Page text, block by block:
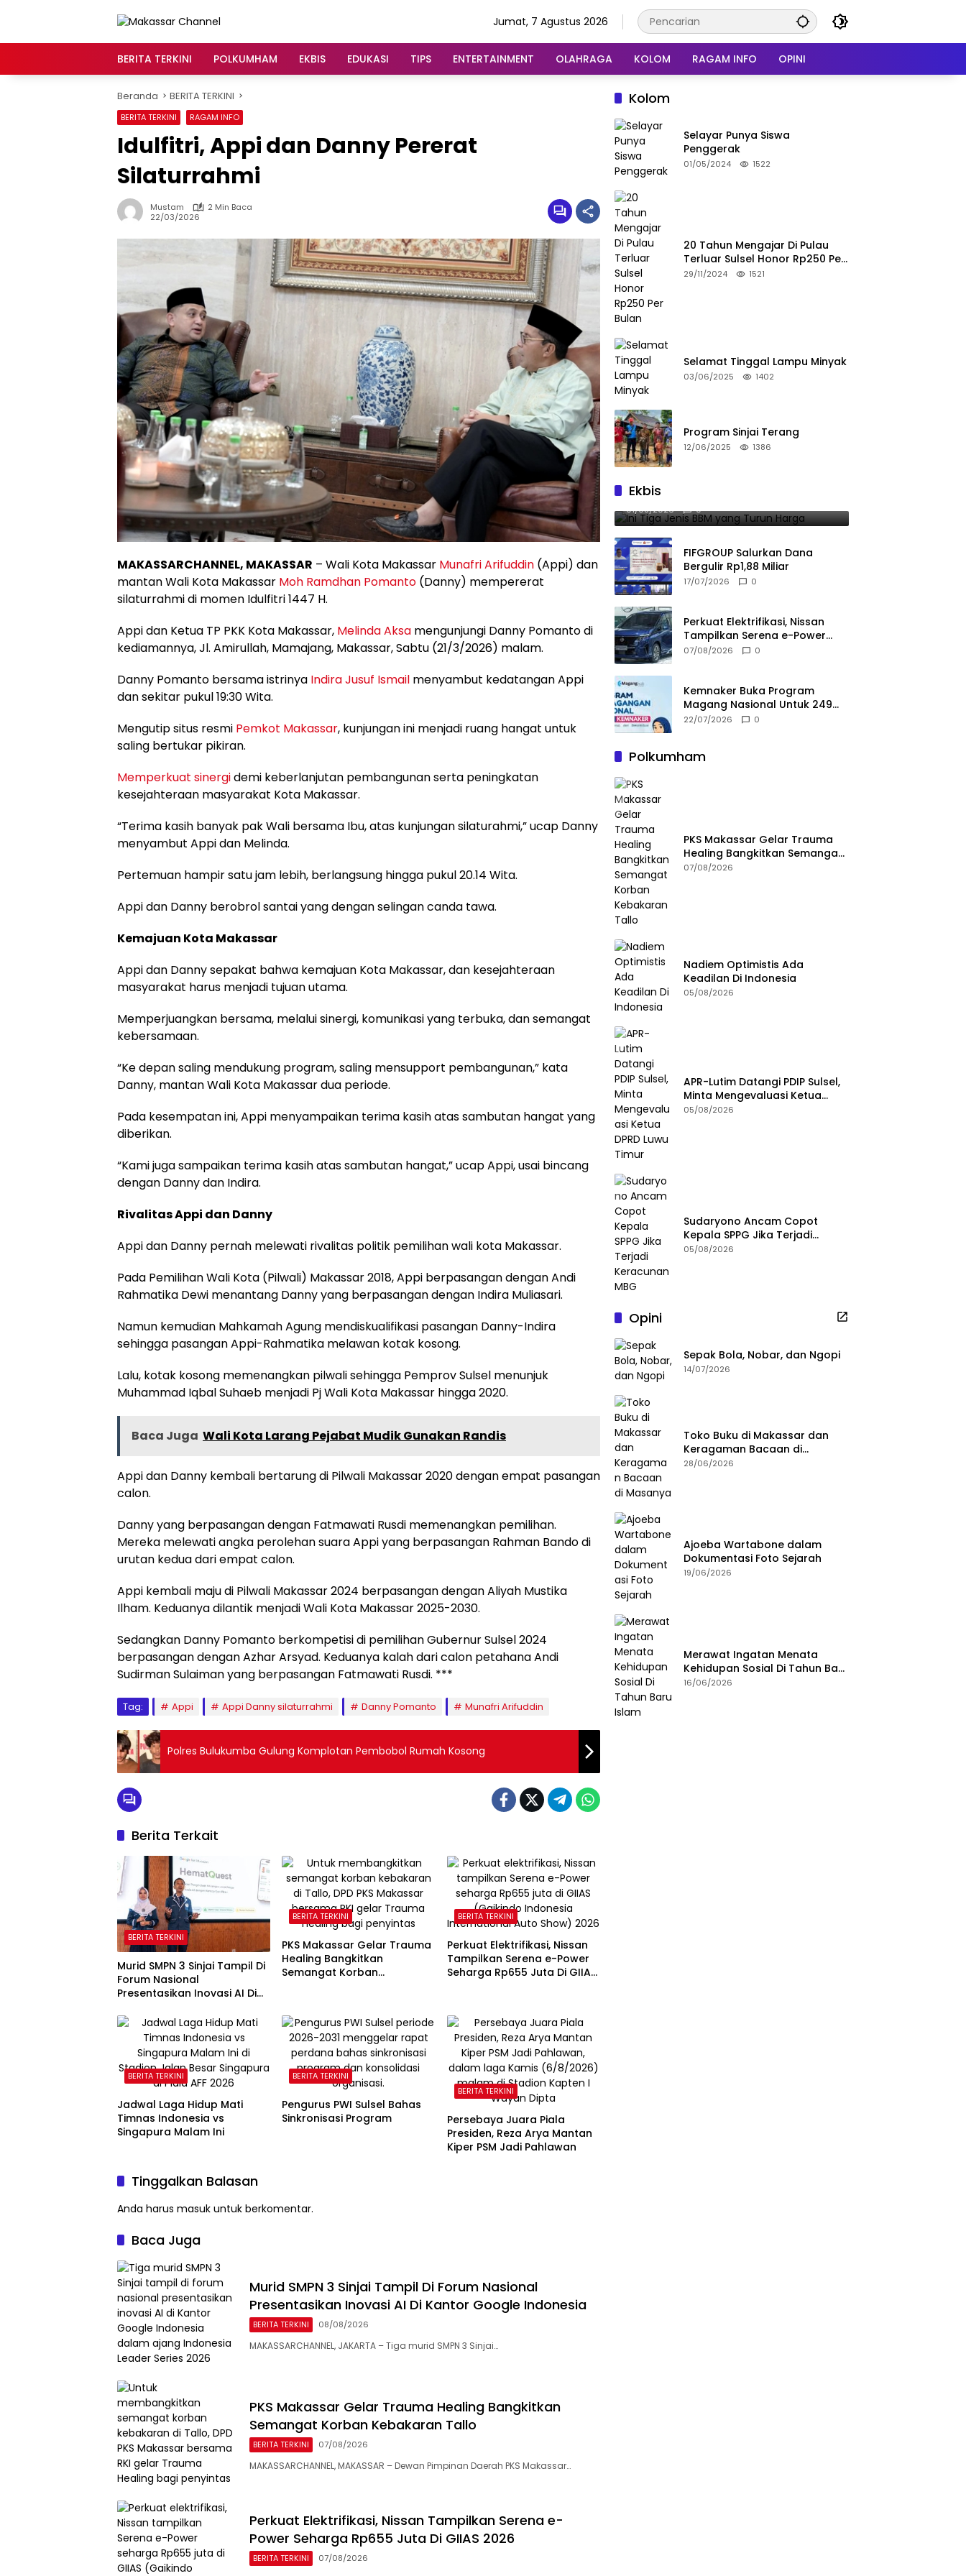
Jumat, 7 Agustus 2026
BERITA TERKINI POLKUMHAM EKBIS EDUKASI TIPS ENTERTAINMENT OLAHRAGA KOLOM RAGAM INFO OPINI
Beranda BERITA TERKINI
BERITA TERKINI RAGAM INFO
Idulfitri, Appi dan Danny Pererat
Silaturrahmi
Mustam
2 Min Baca
22/03/2026
MAKASSARCHANNEL, MAKASSAR – Wali Kota Makassar Munafri Arifuddin (Appi) dan
mantan Wali Kota Makassar Moh Ramdhan Pomanto (Danny) mempererat
silaturrahmi di momen Idulfitri 1447 H.
Appi dan Ketua TP PKK Kota Makassar, Melinda Aksa mengunjungi Danny Pomanto di
kediamannya, Jl. Amirullah, Mamajang, Makassar, Sabtu (21/3/2026) malam.
Danny Pomanto bersama istrinya Indira Jusuf Ismail menyambut kedatangan Appi
dan sekitar pukul 19:30 Wita.
Mengutip situs resmi Pemkot Makassar, kunjungan ini menjadi ruang hangat untuk
saling bertukar pikiran.
Memperkuat sinergidemi keberlanjutan pembangunan serta peningkatan
kesejahteraan masyarakat Kota Makassar.
“Terima kasih banyak pak Wali bersama Ibu, atas kunjungan silaturahmi,” ucap Danny
menyambut Appi dan Melinda.
Pertemuan hampir satu jam lebih, berlangsung hingga pukul 20.14 Wita.
Appi dan Danny berobrol santai yang dengan selingan canda tawa.
Kemajuan Kota Makassar
Appi dan Danny sepakat bahwa kemajuan Kota Makassar, dan kesejahteraan
masyarakat harus menjadi tujuan utama.
Memperjuangkan bersama, melalui sinergi, komunikasi yang terbuka, dan semangat
kebersamaan.
“Ke depan saling mendukung program, saling mensupport pembangunan,” kata
Danny, mantan Wali Kota Makassar dua periode.
Pada kesempatan ini, Appi menyampaikan terima kasih atas sambutan hangat yang
diberikan.
“Kami juga sampaikan terima kasih atas sambutan hangat,” ucap Appi, usai bincang
dengan Danny dan Indira.
Rivalitas Appi dan Danny
Appi dan Danny pernah melewati rivalitas politik pemilihan wali kota Makassar.
Pada Pemilihan Wali Kota (Pilwali) Makassar 2018, Appi berpasangan dengan Andi
Rahmatika Dewi menantang Danny yang berpasangan dengan Indira Muliasari.
Namun kemudian Mahkamah Agung mendiskualifikasi pasangan Danny-Indira
sehingga pasangan Appi-Rahmatika melawan kotak kosong.
Lalu, kotak kosong memenangkan pilwali sehingga Pemprov Sulsel menunjuk
Muhammad Iqbal Suhaeb menjadi Pj Wali Kota Makassar hingga 2020.
Baca Juga Wali Kota Larang Pejabat Mudik Gunakan Randis
Appi dan Danny kembali bertarung di Pilwali Makassar 2020 dengan empat pasangan
calon.
Danny yang berpasangan dengan Fatmawati Rusdi memenangkan pemilihan.
Mereka melewati angka perolehan suara Appi yang berpasangan Rahman Bando di
urutan kedua dari empat calon.
Appi kembali maju di Pilwali Makassar 2024 berpasangan dengan Aliyah Mustika
Ilham. Keduanya dilantik menjadi Wali Kota Makassar 2025-2030.
Sedangkan Danny Pomanto berkompetisi di pemilihan Gubernur Sulsel 2024
berpasangan dengan Azhar Arsyad. Keduanya kalah dari calon petahana Andi
Sudirman Sulaiman yang berpasangan Fatmawati Rusdi. ***
Tag: Appi Appi Danny silaturrahmi Danny Pomanto Munafri Arifuddin
Polres Bulukumba Gulung Komplotan Pembobol Rumah Kosong
Berita Terkait
BERITA TERKINI
Murid SMPN 3 Sinjai Tampil Di
Forum Nasional
Presentasikan Inovasi AI Di
BERITA TERKINI
PKS Makassar Gelar Trauma
Healing Bangkitkan
Semangat Korban
BERITA TERKINI
Perkuat Elektrifikasi, Nissan
Tampilkan Serena e-Power
Seharga Rp655 Juta Di GIIAS
BERITA TERKINI
Jadwal Laga Hidup Mati
Timnas Indonesia vs
Singapura Malam Ini
BERITA TERKINI
Pengurus PWI Sulsel Bahas
Sinkronisasi Program
BERITA TERKINI
Persebaya Juara Piala
Presiden, Reza Arya Mantan
Kiper PSM Jadi Pahlawan
Tinggalkan Balasan
Anda harus masuk untuk berkomentar.
Baca Juga
Murid SMPN 3 Sinjai Tampil Di Forum Nasional
Presentasikan Inovasi AI Di Kantor Google Indonesia
BERITA TERKINI 08/08/2026
MAKASSARCHANNEL, JAKARTA – Tiga murid SMPN 3 Sinjai…
PKS Makassar Gelar Trauma Healing Bangkitkan
Semangat Korban Kebakaran Tallo
BERITA TERKINI 07/08/2026
MAKASSARCHANNEL, MAKASSAR – Dewan Pimpinan Daerah PKS Makassar…
Perkuat Elektrifikasi, Nissan Tampilkan Serena e-
Power Seharga Rp655 Juta Di GIIAS 2026
BERITA TERKINI 07/08/2026
Kolom
Selayar Punya Siswa
Penggerak
01/05/2024 1522
20 Tahun Mengajar Di Pulau
Terluar Sulsel Honor Rp250 Per
Bulan
29/11/2024 1521
Selamat Tinggal Lampu Minyak
03/06/2025 1402
Program Sinjai Terang
12/06/2025 1386
Ekbis
Ini Tiga Jenis BBM yang Turun Harga
01/08/2026 0
FIFGROUP Salurkan Dana
Bergulir Rp1,88 Miliar
17/07/2026 0
Perkuat Elektrifikasi, Nissan
Tampilkan Serena e-Power
Seharga Rp655 Juta Di GIIAS
07/08/2026 0
Kemnaker Buka Program
Magang Nasional Untuk 249
Kuota
22/07/2026 0
Polkumham
PKS Makassar Gelar Trauma
Healing Bangkitkan Semangat
Korban Kebakaran Tallo
07/08/2026
Nadiem Optimistis Ada
Keadilan Di Indonesia
05/08/2026
APR-Lutim Datangi PDIP Sulsel,
Minta Mengevaluasi Ketua
DPRD Luwu Timur
05/08/2026
Sudaryono Ancam Copot
Kepala SPPG Jika Terjadi
Keracunan MBG
05/08/2026
Opini
Sepak Bola, Nobar, dan Ngopi
14/07/2026
Toko Buku di Makassar dan
Keragaman Bacaan di
Masanya
28/06/2026
Ajoeba Wartabone dalam
Dokumentasi Foto Sejarah
19/06/2026
Merawat Ingatan Menata
Kehidupan Sosial Di Tahun Baru
Islam
16/06/2026